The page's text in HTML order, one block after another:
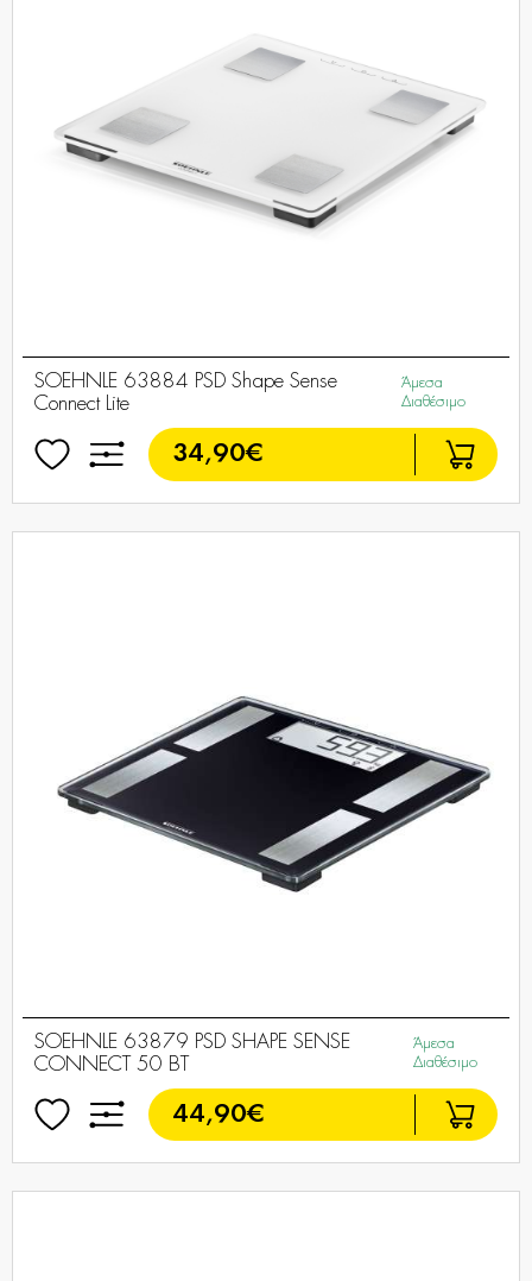
SOEHNLE 63884 PSD Shape Sense
Connect Lite
Άμεσα
Διαθέσιμο
34,90€
SOEHNLE 63879 PSD SHAPE SENSE
CONNECT 50 BT
Άμεσα
Διαθέσιμο
44,90€